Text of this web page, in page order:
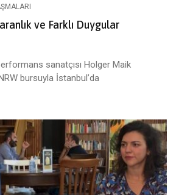
ve Farklı Duygular
sanatçısı Holger Maik
bursuyla İstanbul’da